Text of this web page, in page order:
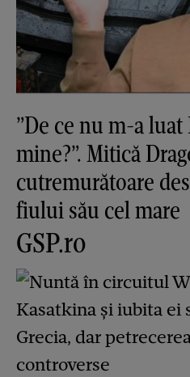
”De ce nu m-a
mine?”. Mitică
cutremurătoare
fiului său cel mare
GSP.ro